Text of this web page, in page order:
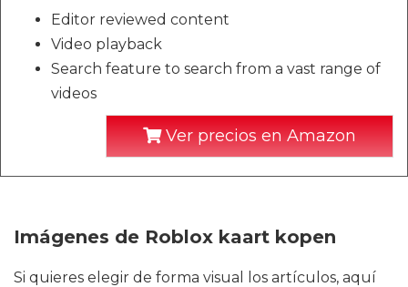
Editor reviewed content
Video playback
Search feature to search from a vast range of
videos
Ver precios en Amazon
Imágenes de Roblox kaart kopen
Si quieres elegir de forma visual los artículos, aquí